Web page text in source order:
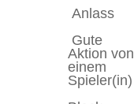
Anlass
Gute
Aktion von
einem
Spieler(in)